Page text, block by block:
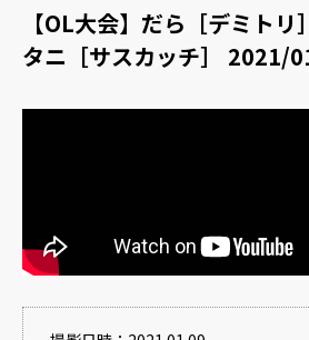
【OL大会】だら［デミトリ
タニ［サスカッチ］ 2021/